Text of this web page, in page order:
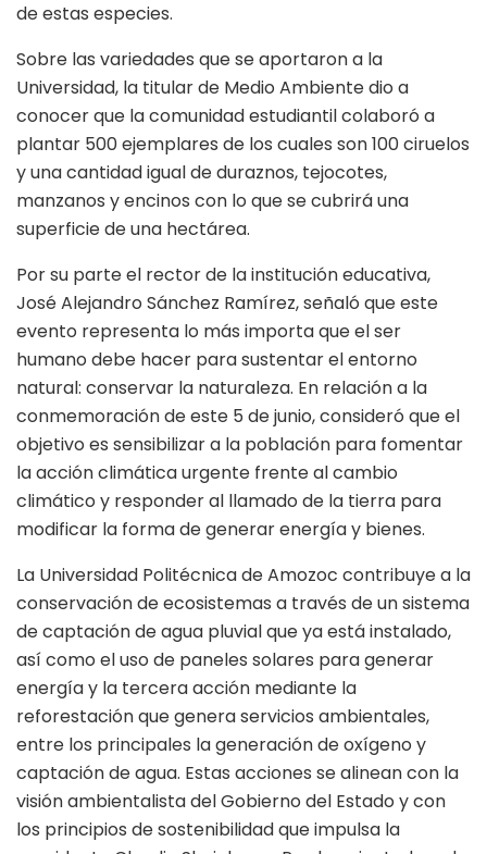
de estas especies.
Sobre las variedades que se aportaron a la
Universidad, la titular de Medio Ambiente dio a
conocer que la comunidad estudiantil colaboró a
plantar 500 ejemplares de los cuales son 100 ciruelos
y una cantidad igual de duraznos, tejocotes,
manzanos y encinos con lo que se cubrirá una
superficie de una hectárea.
Por su parte el rector de la institución educativa,
José Alejandro Sánchez Ramírez, señaló que este
evento representa lo más importa que el ser
humano debe hacer para sustentar el entorno
natural: conservar la naturaleza. En relación a la
conmemoración de este 5 de junio, consideró que el
objetivo es sensibilizar a la población para fomentar
la acción climática urgente frente al cambio
climático y responder al llamado de la tierra para
modificar la forma de generar energía y bienes.
La Universidad Politécnica de Amozoc contribuye a la
conservación de ecosistemas a través de un sistema
de captación de agua pluvial que ya está instalado,
así como el uso de paneles solares para generar
energía y la tercera acción mediante la
reforestación que genera servicios ambientales,
entre los principales la generación de oxígeno y
captación de agua. Estas acciones se alinean con la
visión ambientalista del Gobierno del Estado y con
los principios de sostenibilidad que impulsa la